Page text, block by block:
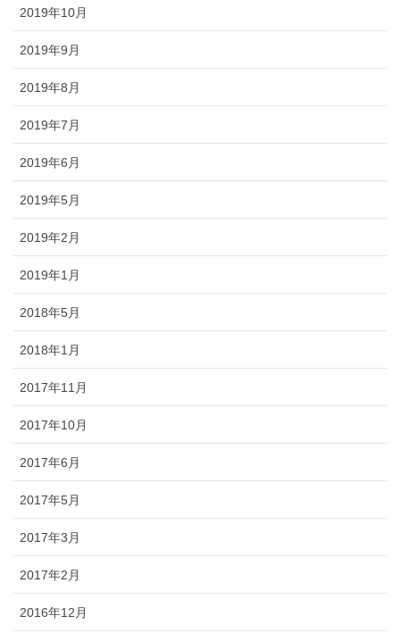
2019年10月
2019年9月
2019年8月
2019年7月
2019年6月
2019年5月
2019年2月
2019年1月
2018年5月
2018年1月
2017年11月
2017年10月
2017年6月
2017年5月
2017年3月
2017年2月
2016年12月